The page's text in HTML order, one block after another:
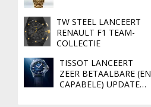
TW STEEL LANCEERT
RENAULT F1 TEAM-
COLLECTIE
TISSOT LANCEERT
ZEER BETAALBARE (EN
CAPABELE) UPDATE…